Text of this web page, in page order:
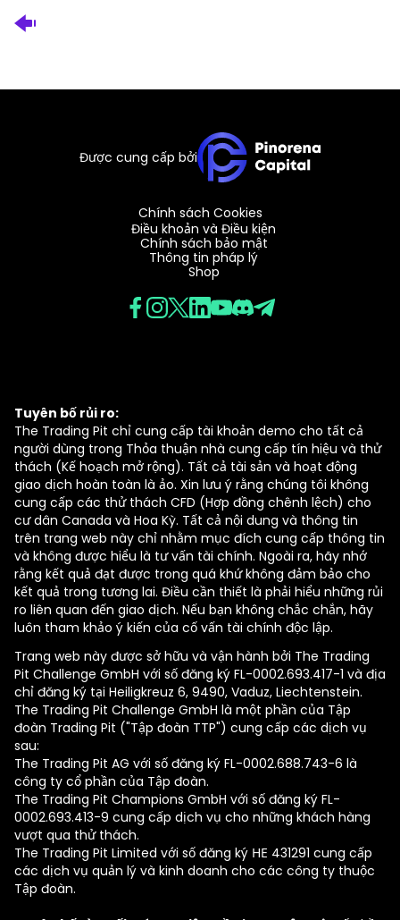
Được cung cấp bởi
Chính sách Cookies
Điều khoản và Điều kiện
Chính sách bảo mật
Thông tin pháp lý
Shop
Tuyên bố rủi ro:
The Trading Pit chỉ cung cấp tài khoản demo cho tất cả
người dùng trong Thỏa thuận nhà cung cấp tín hiệu và thử
thách (Kế hoạch mở rộng). Tất cả tài sản và hoạt động
giao dịch hoàn toàn là ảo. Xin lưu ý rằng chúng tôi không
cung cấp các thử thách CFD (Hợp đồng chênh lệch) cho
cư dân Canada và Hoa Kỳ. Tất cả nội dung và thông tin
trên trang web này chỉ nhằm mục đích cung cấp thông tin
và không được hiểu là tư vấn tài chính. Ngoài ra, hãy nhớ
rằng kết quả đạt được trong quá khứ không đảm bảo cho
kết quả trong tương lai. Điều cần thiết là phải hiểu những rủi
ro liên quan đến giao dịch. Nếu bạn không chắc chắn, hãy
luôn tham khảo ý kiến của cố vấn tài chính độc lập.
Trang web này được sở hữu và vận hành bởi The Trading
Pit Challenge GmbH với số đăng ký FL-0002.693.417-1 và địa
chỉ đăng ký tại Heiligkreuz 6, 9490, Vaduz, Liechtenstein.
The Trading Pit Challenge GmbH là một phần của Tập
đoàn Trading Pit ("Tập đoàn TTP") cung cấp các dịch vụ
sau:
The Trading Pit AG với số đăng ký FL-0002.688.743-6 là
công ty cổ phần của Tập đoàn.
The Trading Pit Champions GmbH với số đăng ký FL-
0002.693.413-9 cung cấp dịch vụ cho những khách hàng
vượt qua thử thách.
The Trading Pit Limited với số đăng ký ΗΕ 431291 cung cấp
các dịch vụ quản lý và kinh doanh cho các công ty thuộc
Tập đoàn.